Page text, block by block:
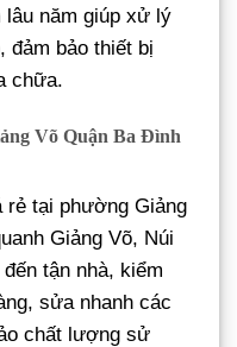
lâu năm giúp xử lý
đảm bảo thiết bị
chữa.
Võ Quận Ba Đình
rẻ tại phường Giảng
Giảng Võ, Núi
tận nhà, kiểm
sửa nhanh các
chất lượng sử